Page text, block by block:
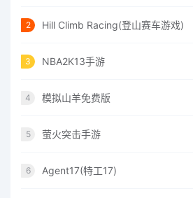
2 Hill Climb Racing(登山赛车游戏)
3 NBA2K13手游
4 模拟山羊免费版
5 萤火突击手游
6 Agent17(特工17)